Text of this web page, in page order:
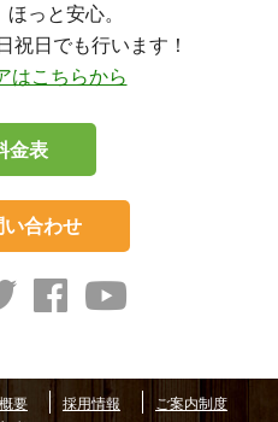
っと安心。
祝日でも行います！
はこちらから
金表
い合わせ
要 採用情報
ご案内制度